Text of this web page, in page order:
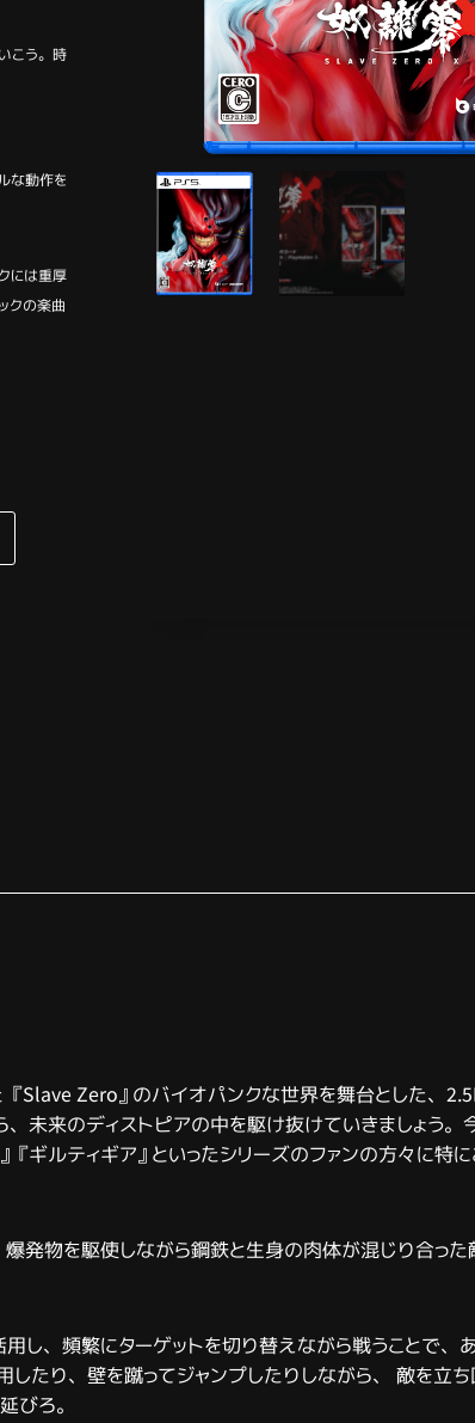
こう。時
な動作を
には重厚
クの楽曲
Slave Zero』のバイオパンクな世界を舞台とした、
未来のディストピアの中を駆け抜けていきましょう。
『ギルティギア』といったシリーズのファンの方々に特
発物を駆使しながら鋼鉄と生身の肉体が混じり合っ
用し、頻繁にターゲットを切り替えながら戦うことで、
たり、壁を蹴ってジャンプしたりしながら、 敵を立
びろ。